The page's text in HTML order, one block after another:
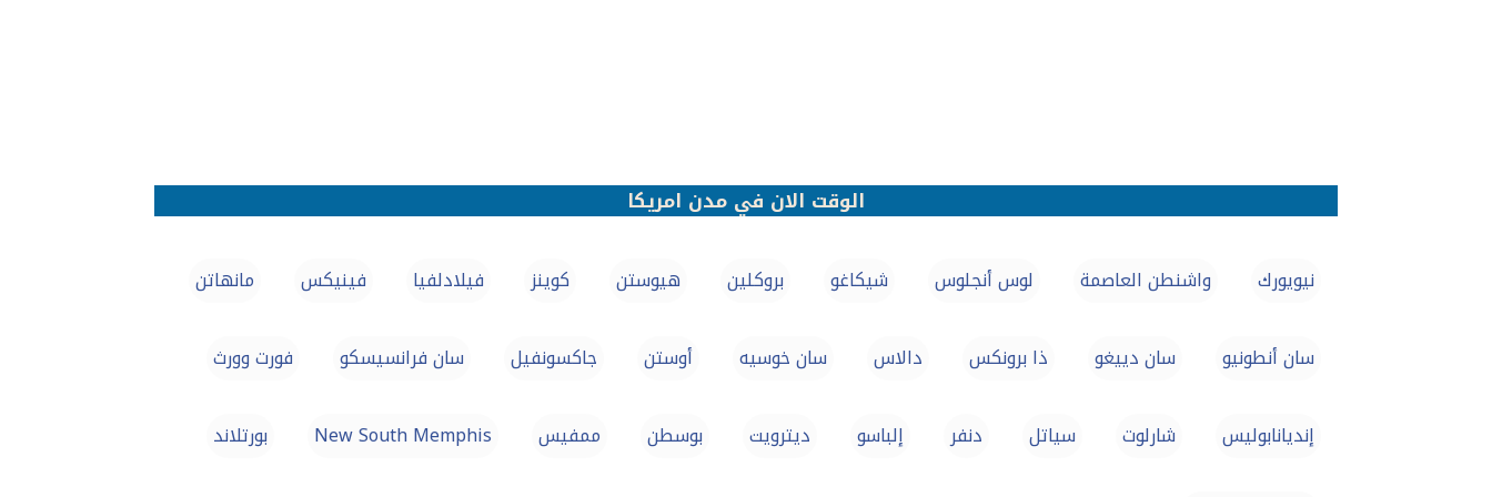
الوقت الان في مدن امريكا
نيويورك واشنطن العاصمة لوس أنجلوس شيكاغو بروكلين هيوستن كوينز فيلادلفيا فينيكس مانهاتن
سان أنطونيو سان دييغو ذا برونكس دالاس سان خوسيه أوستن جاكسونفيل سان فرانسيسكو فورت وورث
إنديانابوليس شارلوت سياتل دنفر إلباسو ديترويت بوسطن ممفيس New South Memphis بورتلاند